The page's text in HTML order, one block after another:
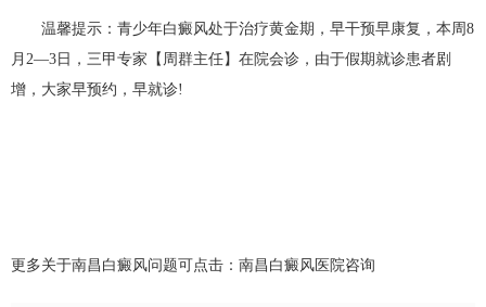
温馨提示：青少年白癜风处于治疗黄金期，早干预早康复，本周8
月2—3日，三甲专家【周群主任】在院会诊，由于假期就诊患者剧
增，大家早预约，早就诊!
更多关于南昌白癜风问题可点击： 南昌白癜风医院咨询